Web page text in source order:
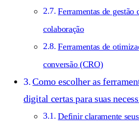
Ferramentas de gestão
colaboração
Ferramentas de
conversão (CRO)
Como escolher as
digital certas para suas
Definir claramente